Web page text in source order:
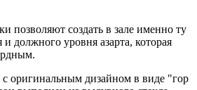
позволяют создать в зале именно ту
должного уровня азарта, которая
оригинальным дизайном в виде "гор